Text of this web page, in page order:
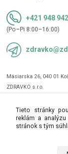
+421 948
(Po–Pi 8:00–16:00)
Tieto stránky
reklám a
stránok s tým